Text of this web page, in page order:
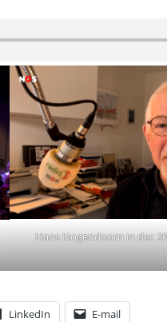
Hans Hogendoorn in dec
LinkedIn E-mail